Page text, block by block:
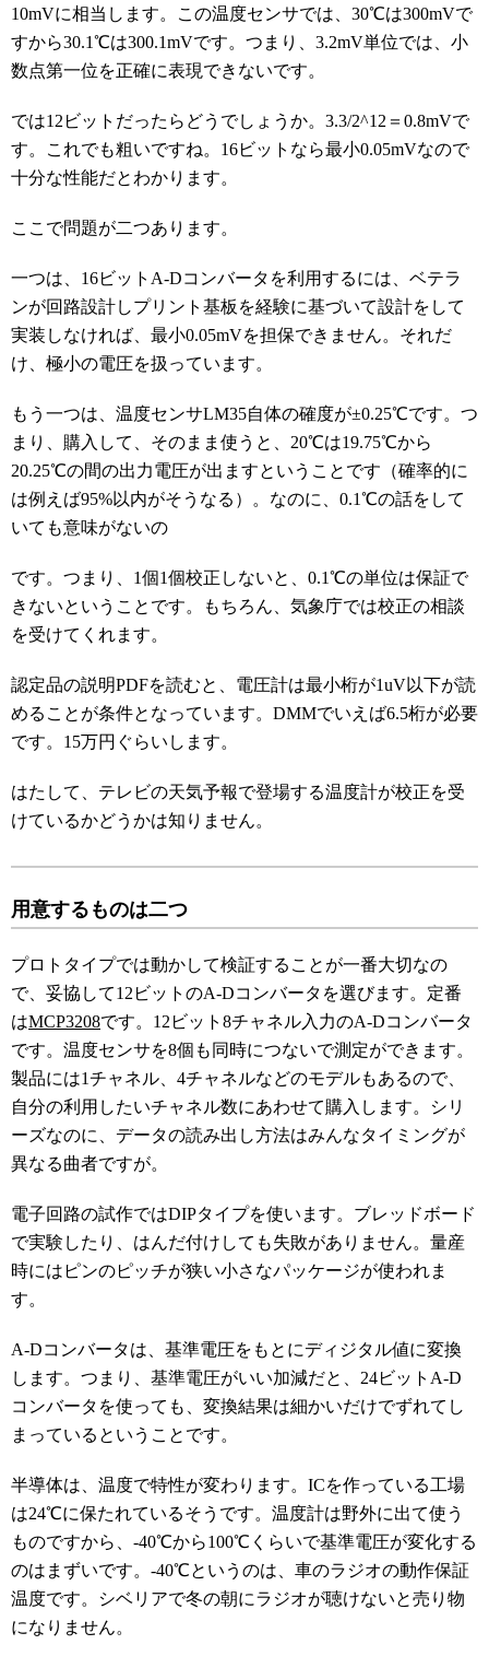
10mVに相当します。この温度センサでは、30℃は300mVで
すから30.1℃は300.1mVです。つまり、3.2mV単位では、小
数点第一位を正確に表現できないです。
では12ビットだったらどうでしょうか。3.3/2^12＝0.8mVで
す。これでも粗いですね。16ビットなら最小0.05mVなので
十分な性能だとわかります。
ここで問題が二つあります。
一つは、16ビットA-Dコンバータを利用するには、ベテラ
ンが回路設計しプリント基板を経験に基づいて設計をして
実装しなければ、最小0.05mVを担保できません。それだ
け、極小の電圧を扱っています。
もう一つは、温度センサLM35自体の確度が±0.25℃です。つ
まり、購入して、そのまま使うと、20℃は19.75℃から
20.25℃の間の出力電圧が出ますということです（確率的に
は例えば95%以内がそうなる）。なのに、0.1℃の話をして
いても意味がないの
です。つまり、1個1個校正しないと、0.1℃の単位は保証で
きないということです。もちろん、気象庁では校正の相談
を受けてくれます。
認定品の説明PDFを読むと、電圧計は最小桁が1uV以下が読
めることが条件となっています。DMMでいえば6.5桁が必要
です。15万円ぐらいします。
はたして、テレビの天気予報で登場する温度計が校正を受
けているかどうかは知りません。
用意するものは二つ
プロトタイプでは動かして検証することが一番大切なの
で、妥協して12ビットのA-Dコンバータを選びます。定番
はMCP3208です。12ビット8チャネル入力のA-Dコンバータ
です。温度センサを8個も同時につないで測定ができます。
製品には1チャネル、4チャネルなどのモデルもあるので、
自分の利用したいチャネル数にあわせて購入します。シリ
ーズなのに、データの読み出し方法はみんなタイミングが
異なる曲者ですが。
電子回路の試作ではDIPタイプを使います。ブレッドボード
で実験したり、はんだ付けしても失敗がありません。量産
時にはピンのピッチが狭い小さなパッケージが使われま
す。
A-Dコンバータは、基準電圧をもとにディジタル値に変換
します。つまり、基準電圧がいい加減だと、24ビットA-D
コンバータを使っても、変換結果は細かいだけでずれてし
まっているということです。
半導体は、温度で特性が変わります。ICを作っている工場
は24℃に保たれているそうです。温度計は野外に出て使う
ものですから、-40℃から100℃くらいで基準電圧が変化する
のはまずいです。-40℃というのは、車のラジオの動作保証
温度です。シベリアで冬の朝にラジオが聴けないと売り物
になりません。